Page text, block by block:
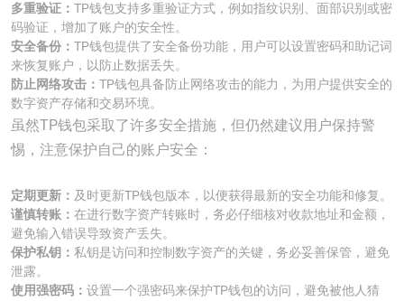
多重验证： TP钱包支持多重验证方式，例如指纹识别、面部识别或密
码验证，增加了账户的安全性。
安全备份： TP钱包提供了安全备份功能，用户可以设置密码和助记词
来恢复账户，以防止数据丢失。
防止网络攻击： TP钱包具备防止网络攻击的能力，为用户提供安全的
数字资产存储和交易环境。
虽然TP钱包采取了许多安全措施，但仍然建议用户保持警
惕，注意保护自己的账户安全：
定期更新： 及时更新TP钱包版本，以便获得最新的安全功能和修复。
谨慎转账： 在进行数字资产转账时，务必仔细核对收款地址和金额，
避免输入错误导致资产丢失。
保护私钥： 私钥是访问和控制数字资产的关键，务必妥善保管，避免
泄露。
使用强密码： 设置一个强密码来保护TP钱包的访问，避免被他人猜